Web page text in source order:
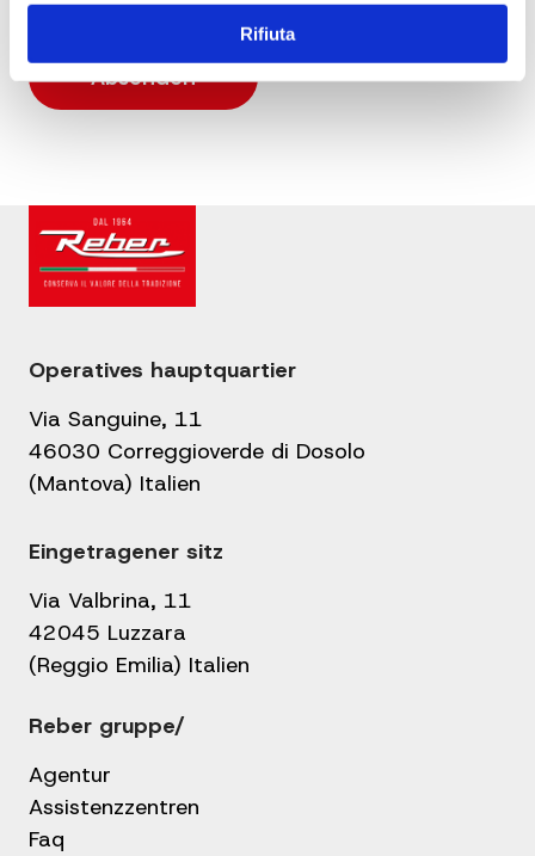
Rifiuta
Operatives hauptquartier
Via Sanguine, 11
46030 Correggioverde di Dosolo
(Mantova) Italien
Eingetragener sitz
Via Valbrina, 11
42045 Luzzara
(Reggio Emilia) Italien
Reber gruppe/
Agentur
Assistenzzentren
Faq